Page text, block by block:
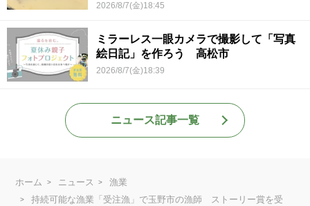
2026/8/7(金)18:45
ミラーレス一眼カメラで撮影して「写真
絵日記」を作ろう 高松市
2026/8/7(金)18:39
ニュース記事一覧
ホーム ニュース
漁業
持続可能な漁業「受注漁」で玉野市の漁師 ストーリー賞を受